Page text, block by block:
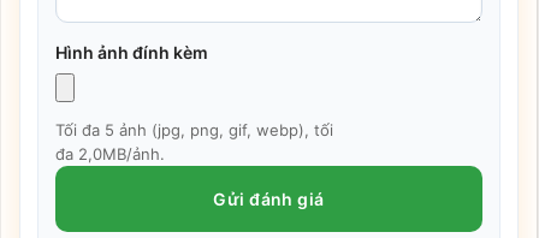
Hình ảnh đính kèm
Tối đa 5 ảnh (jpg, png, gif, webp), tối
đa 2,0MB/ảnh.
Gửi đánh giá